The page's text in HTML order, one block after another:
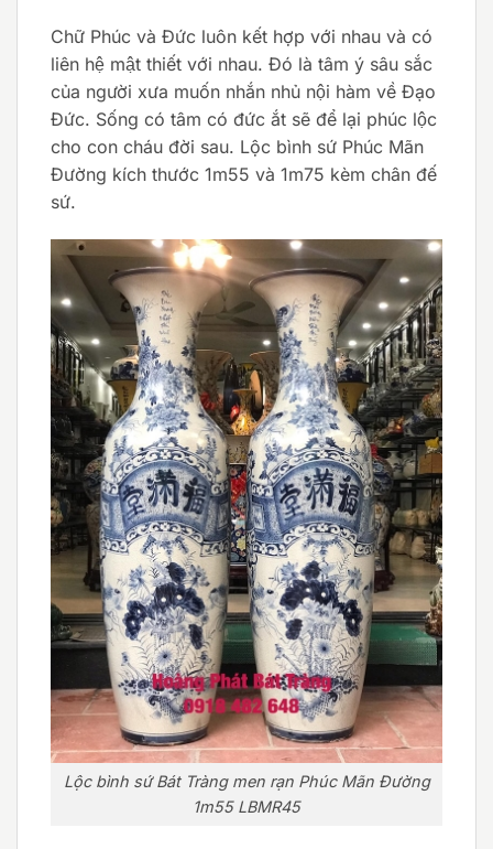
Chữ Phúc và Đức luôn kết hợp với nhau và có
liên hệ mật thiết với nhau. Đó là tâm ý sâu sắc
của người xưa muốn nhắn nhủ nội hàm về Đạo
Đức. Sống có tâm có đức ắt sẽ để lại phúc lộc
cho con cháu đời sau. Lộc bình sứ Phúc Mãn
Đường kích thước 1m55 và 1m75 kèm chân đế
sứ.
Lộc bình sứ Bát Tràng men rạn Phúc Mãn Đường
1m55 LBMR45